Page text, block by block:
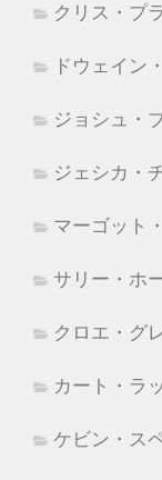
クリス・プ
ドウェイン
ジョシュ・
ジェシカ・
マーゴット
サリー・ホ
クロエ・グ
カート・ラ
ケビン・ス